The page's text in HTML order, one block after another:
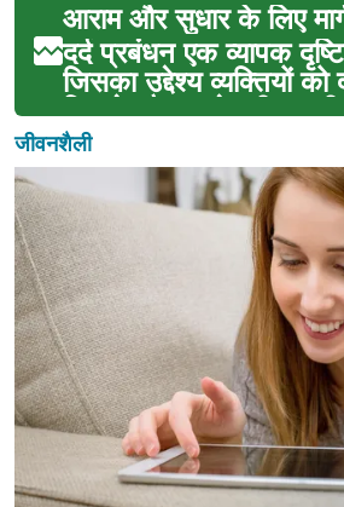
आराम और सुधार के लिए
दर्द प्रबंधन एक व्यापक
जिसका उद्देश्य व्यक्तियों को
दिलाने और उनके जीवन की
सुध...
जीवनशैली